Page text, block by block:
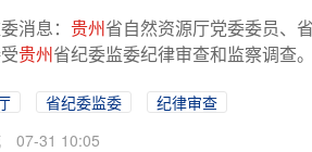
消息： 贵州省自然资源厅党委委员、
贵州省纪委监委纪律审查和监察调查
省纪委监委
纪律审查
07-31 10:05